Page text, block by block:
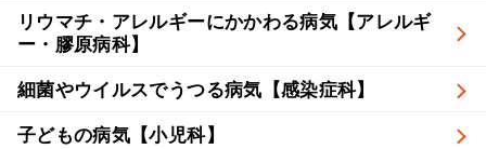
リウマチ・アレルギーにかかわる病気【アレルギ
ー・膠原病科】
細菌やウイルスでうつる病気【感染症科】
子どもの病気【小児科】